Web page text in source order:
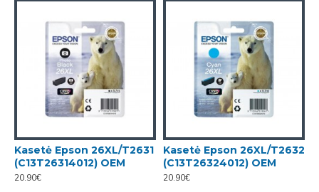
Kasetė Epson 26XL/T2631
(C13T26314012) OEM
20.90€
Kasetė Epson 26XL/T2632
(C13T26324012) OEM
20.90€